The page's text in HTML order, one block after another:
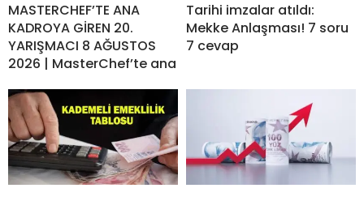
MASTERCHEF’TE ANA
KADROYA GİREN 20.
YARIŞMACI 8 AĞUSTOS
2026 | MasterChef’te ana
Tarihi imzalar atıldı:
Mekke Anlaşması! 7 soru
7 cevap